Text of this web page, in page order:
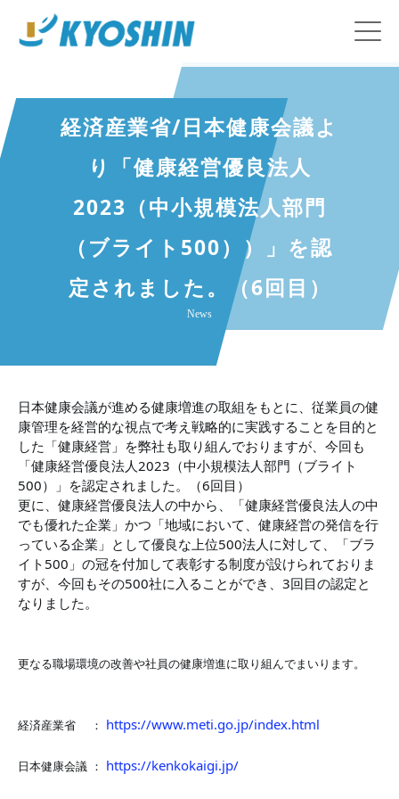
経済産業省/日本健康会議よ
り「健康経営優良法人
2023（中小規模法人部門
（ブライト500））」を認
定されました。（6回目）
News
日本健康会議が進める健康増進の取組をもとに、従業員の健
康管理を経営的な視点で考え戦略的に実践することを目的と
した「健康経営」を弊社も取り組んでおりますが、今回も
「健康経営優良法人2023（中小規模法人部門（ブライト
500）」を認定されました。（6回目）
更に、健康経営優良法人の中から、「健康経営優良法人の中
でも優れた企業」かつ「地域において、健康経営の発信を行
っている企業」として優良な上位500法人に対して、「ブラ
イト500」の冠を付加して表彰する制度が設けられておりま
すが、今回もその500社に入ることができ、3回目の認定と
なりました。
更なる職場環境の改善や社員の健康増進に取り組んでまいります。
経済産業省 ： https://www.meti.go.jp/index.html
日本健康会議 ： https://kenkokaigi.jp/